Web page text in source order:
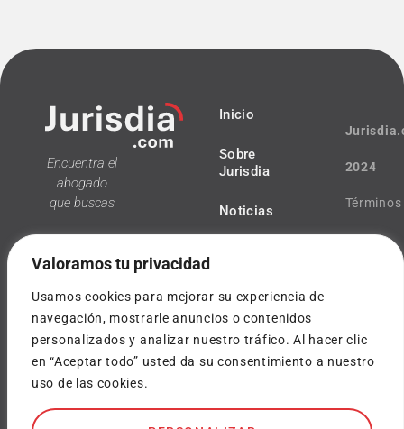
Valoramos tu privacidad
Usamos cookies para mejorar su experiencia de
navegación, mostrarle anuncios o contenidos
personalizados y analizar nuestro tráfico. Al hacer clic
en “Aceptar todo” usted da su consentimiento a nuestro
uso de las cookies.
Encuentra el
abogado
que buscas
Inicio
Sobre
Jurisdia
Noticias
¿Tienes
dudas?
2024
Términos
y
de
Cookies